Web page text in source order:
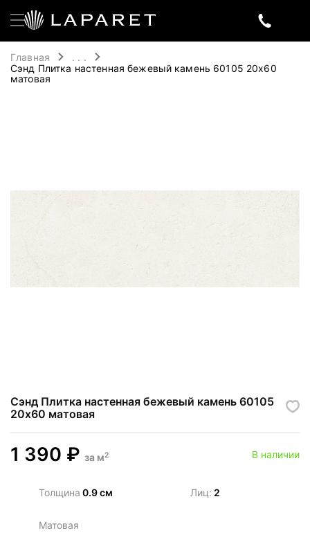
Главная
. . .
Сэнд Плитка настенная бежевый камень 60105 20х60
матовая
Сэнд Плитка настенная бежевый камень 60105
20х60 матовая
1 390 ₽ за м2 В наличии
Толщина 0.9 см Лиц: 2
Матовая